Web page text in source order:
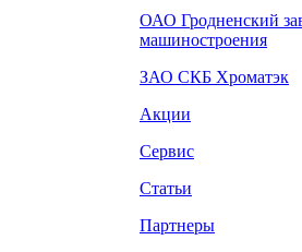
ОАО Гродненский
машиностроения
ЗАО СКБ Хроматэк
Акции
Сервис
Статьи
Партнеры